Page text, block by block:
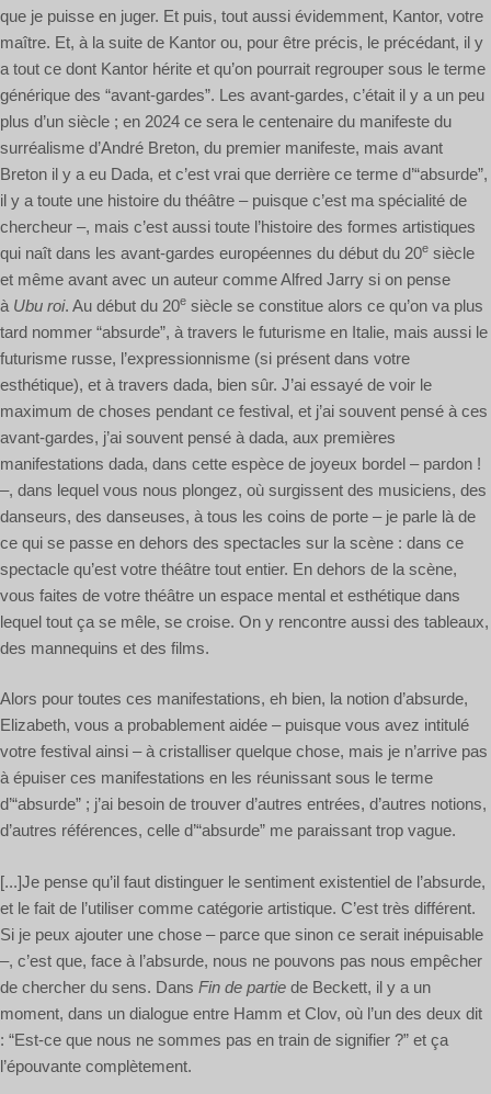
que je puisse en juger. Et puis, tout aussi évidemment, Kantor, votre
maître. Et, à la suite de Kantor ou, pour être précis, le précédant, il y
a tout ce dont Kantor hérite et qu’on pourrait regrouper sous le terme
générique des “avant-gardes”. Les avant-gardes, c’était il y a un peu
plus d’un siècle ; en 2024 ce sera le centenaire du manifeste du
surréalisme d’André Breton, du premier manifeste, mais avant
Breton il y a eu Dada, et c’est vrai que derrière ce terme d’“absurde”,
il y a toute une histoire du théâtre – puisque c’est ma spécialité de
chercheur –, mais c’est aussi toute l’histoire des formes artistiques
qui naît dans les avant-gardes européennes du début du 20e siècle
et même avant avec un auteur comme Alfred Jarry si on pense
à Ubu roi. Au début du 20e siècle se constitue alors ce qu’on va plus
tard nommer “absurde”, à travers le futurisme en Italie, mais aussi le
futurisme russe, l’expressionnisme (si présent dans votre
esthétique), et à travers dada, bien sûr. J’ai essayé de voir le
maximum de choses pendant ce festival, et j’ai souvent pensé à ces
avant-gardes, j’ai souvent pensé à dada, aux premières
manifestations dada, dans cette espèce de joyeux bordel – pardon !
–, dans lequel vous nous plongez, où surgissent des musiciens, des
danseurs, des danseuses, à tous les coins de porte – je parle là de
ce qui se passe en dehors des spectacles sur la scène : dans ce
spectacle qu’est votre théâtre tout entier. En dehors de la scène,
vous faites de votre théâtre un espace mental et esthétique dans
lequel tout ça se mêle, se croise. On y rencontre aussi des tableaux,
des mannequins et des films.
Alors pour toutes ces manifestations, eh bien, la notion d’absurde,
Elizabeth, vous a probablement aidée – puisque vous avez intitulé
votre festival ainsi – à cristalliser quelque chose, mais je n’arrive pas
à épuiser ces manifestations en les réunissant sous le terme
d’“absurde” ; j’ai besoin de trouver d’autres entrées, d’autres notions,
d’autres références, celle d’“absurde” me paraissant trop vague.
[...]Je pense qu’il faut distinguer le sentiment existentiel de l’absurde,
et le fait de l’utiliser comme catégorie artistique. C’est très différent.
Si je peux ajouter une chose – parce que sinon ce serait inépuisable
–, c’est que, face à l’absurde, nous ne pouvons pas nous empêcher
de chercher du sens. Dans Fin de partie de Beckett, il y a un
moment, dans un dialogue entre Hamm et Clov, où l’un des deux dit
: “Est-ce que nous ne sommes pas en train de signifier ?” et ça
l’épouvante complètement.